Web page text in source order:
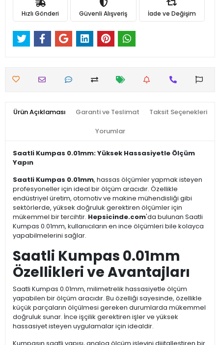
Hızlı Gönderi Güvenli Alışveriş İade ve Değişim
Ürün Açıklaması Garanti ve Teslimat Taksit Seçenekleri
Yorumlar
Saatli Kumpas 0.01mm: Yüksek Hassasiyetle Ölçüm
Yapın
Saatli Kumpas 0.01mm, hassas ölçümler yapmak isteyen
profesyoneller için ideal bir ölçüm aracıdır. Özellikle
endüstriyel üretim, otomotiv ve makine mühendisliği gibi
sektörlerde, yüksek doğruluk gerektiren ölçümler için
mükemmel bir tercihtir. Hepsicinde.com'da bulunan Saatli
Kumpas 0.01mm, kullanıcıların en ince ölçümleri bile kolayca
yapabilmelerini sağlar.
Saatli Kumpas 0.01mm
Özellikleri ve Avantajları
Saatli Kumpas 0.01mm, milimetrelik hassasiyetle ölçüm
yapabilen bir ölçüm aracıdır. Bu özelliği sayesinde, özellikle
küçük parçaların ölçülmesi gereken durumlarda mükemmel
doğruluk sunar. İnce işçilik gerektiren işler ve yüksek
hassasiyet isteyen uygulamalar için idealdir.